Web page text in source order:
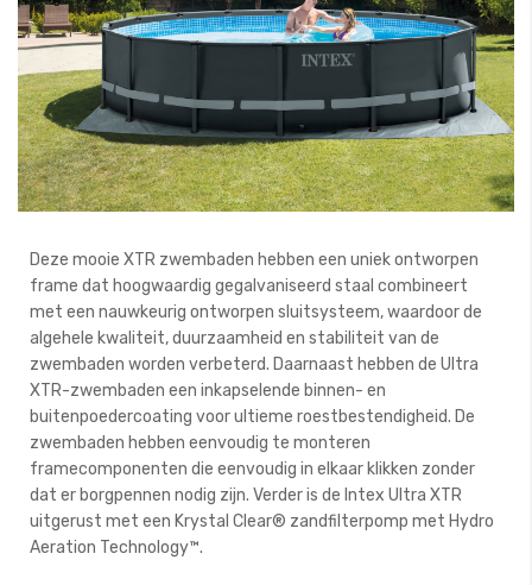
Deze mooie XTR zwembaden hebben een uniek ontworpen
frame dat hoogwaardig gegalvaniseerd staal combineert
met een nauwkeurig ontworpen sluitsysteem, waardoor de
algehele kwaliteit, duurzaamheid en stabiliteit van de
zwembaden worden verbeterd. Daarnaast hebben de Ultra
XTR-zwembaden een inkapselende binnen- en
buitenpoedercoating voor ultieme roestbestendigheid. De
zwembaden hebben eenvoudig te monteren
framecomponenten die eenvoudig in elkaar klikken zonder
dat er borgpennen nodig zijn. Verder is de Intex Ultra XTR
uitgerust met een Krystal Clear® zandfilterpomp met Hydro
Aeration Technology™.